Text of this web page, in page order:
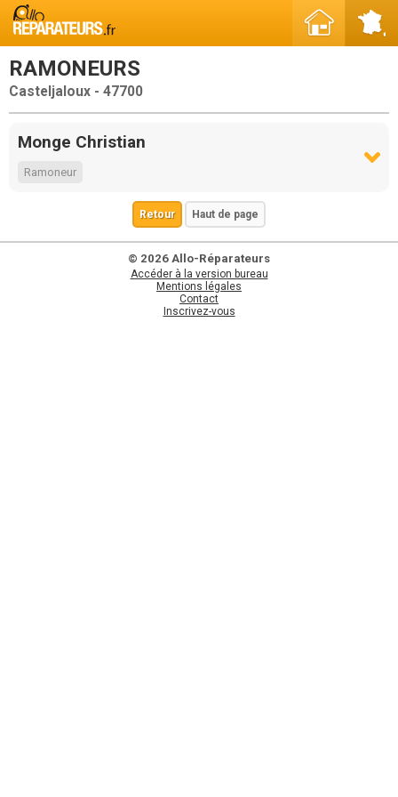
RAMONEURS
Casteljaloux - 47700
Monge Christian
Ramoneur
Retour Haut de page
© 2026 Allo-Réparateurs
Accéder à la version bureau
Mentions légales
Contact
Inscrivez-vous